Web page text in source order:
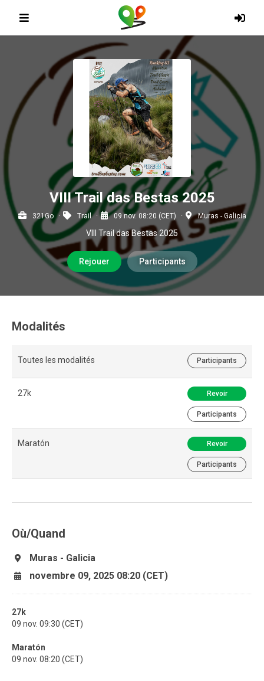
VIII Trail das Bestas 2025
321Go Trail 09 nov. 08:20 (CET) Muras - Galicia
VIII Trail das Bestas 2025
Rejouer Participants
Modalités
Toutes les modalités Participants
27k Revoir
Participants
Maratón Revoir
Participants
Où/Quand
Muras - Galicia
novembre 09, 2025 08:20 (CET)
27k
09 nov. 09:30 (CET)
Maratón
09 nov. 08:20 (CET)